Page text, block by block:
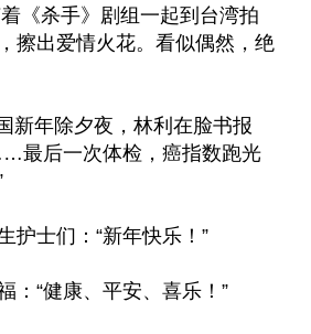
《杀手》剧组一起到台湾拍
擦出爱情火花。看似偶然，绝
新年除夕夜，林利在脸书报
最后一次体检，癌指数跑光
护士们：“新年快乐！”
：“健康、平安、喜乐！”